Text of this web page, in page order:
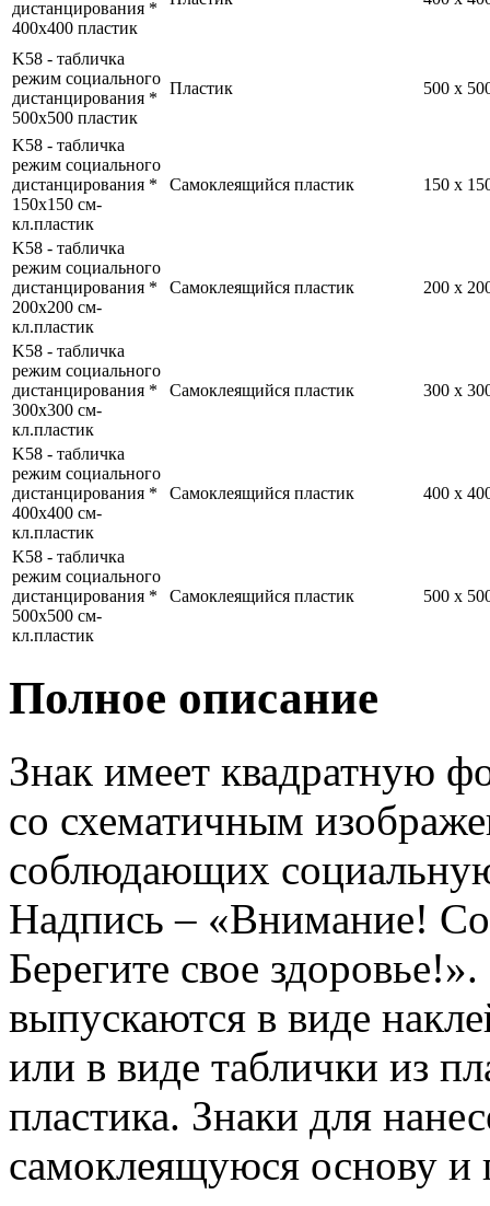
дистанцирования *
400x400 пластик
K58 - табличка
режим социального
дистанцирования *
500x500 пластик
Пластик 500 x
K58 - табличка
режим социального
дистанцирования *
150x150 см-
кл.пластик
Самоклеящийся пластик 150 x
K58 - табличка
режим социального
дистанцирования *
200x200 см-
кл.пластик
Самоклеящийся пластик 200 x
K58 - табличка
режим социального
дистанцирования *
300x300 см-
кл.пластик
Самоклеящийся пластик 300 x
K58 - табличка
режим социального
дистанцирования *
400x400 см-
кл.пластик
Самоклеящийся пластик 400 x
K58 - табличка
режим социального
дистанцирования *
500x500 см-
кл.пластик
Самоклеящийся пластик 500 x
Полное описание
Знак имеет квадратную
со схематичным
соблюдающих
Надпись – «Внимание!
Берегите свое
выпускаются в виде
или в виде таблички из
пластика. Знаки для
самоклеящуюся основу